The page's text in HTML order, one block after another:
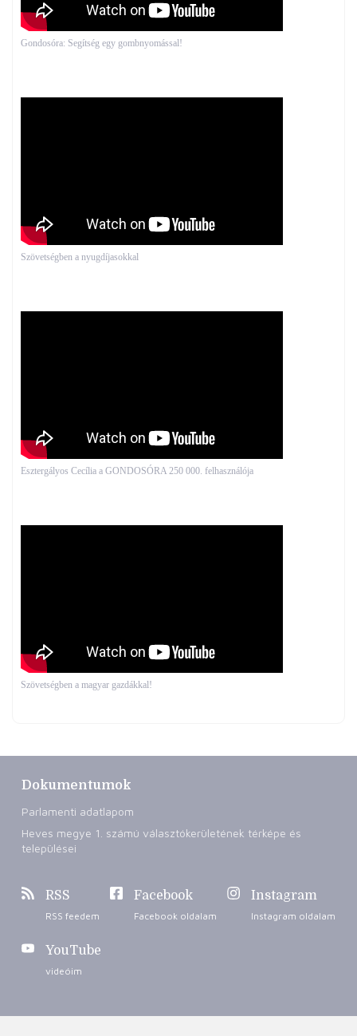
Gondosóra: Segítség egy gombnyomással!
Szövetségben a nyugdíjasokkal
Esztergályos Cecília a GONDOSÓRA 250 000. felhasználója
Szövetségben a magyar gazdákkal!
Dokumentumok
Parlamenti adatlapom
Heves megye 1. számú választókerületének térképe és
települései
RSS
RSS feedem
Facebook
Facebook oldalam
Instagram
Instagram oldalam
YouTube
videóim